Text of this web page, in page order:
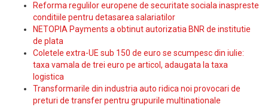
Reforma regulilor europene de securitate sociala inaspreste
conditiile pentru detasarea salariatilor
NETOPIA Payments a obtinut autorizatia BNR de institutie
de plata
Coletele extra-UE sub 150 de euro se scumpesc din iulie:
taxa vamala de trei euro pe articol, adaugata la taxa
logistica
Transformarile din industria auto ridica noi provocari de
preturi de transfer pentru grupurile multinationale